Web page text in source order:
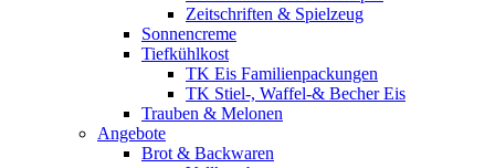
Zeitschriften & Spielzeug
Sonnencreme
Tiefkühlkost
TK Eis Familienpackungen
TK Stiel-, Waffel-& Becher Eis
Trauben & Melonen
Angebote
Brot & Backwaren